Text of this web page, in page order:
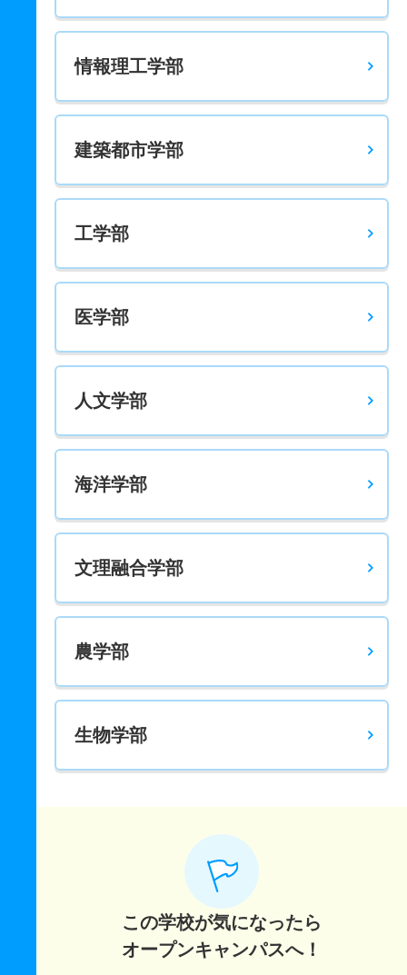
情報理工学部
建築都市学部
工学部
医学部
人文学部
海洋学部
文理融合学部
農学部
生物学部
この学校が気になったら
オープンキャンパスへ！